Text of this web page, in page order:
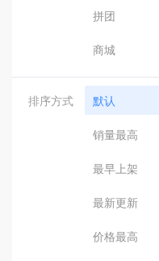
拼团
商城
排序方式 默认
销量最高
最早上架
最新更新
价格最高